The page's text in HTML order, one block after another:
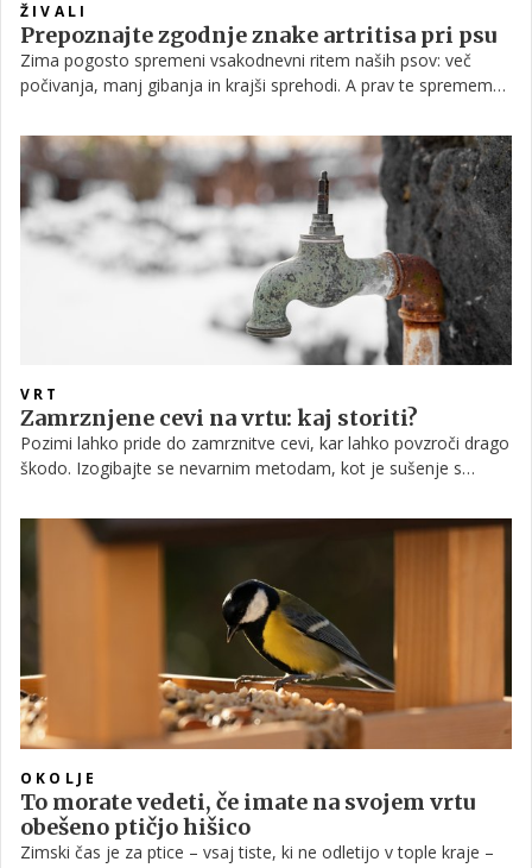
ŽIVALI
Prepoznajte zgodnje znake artritisa pri psu
Zima pogosto spremeni vsakodnevni ritem naših psov: več
počivanja, manj gibanja in krajši sprehodi. A prav te spremembe
lastniki upočasnjeno gibanje pogosto pripišejo starosti ali
mrazu, čeprav gre lahko za začetne težave s sklepi.
VRT
Zamrznjene cevi na vrtu: kaj storiti?
Pozimi lahko pride do zamrznitve cevi, kar lahko povzroči drago
škodo. Izogibajte se nevarnim metodam, kot je sušenje s
segrevanja.
OKOLJE
To morate vedeti, če imate na svojem vrtu
obešeno ptičjo hišico
Zimski čas je za ptice – vsaj tiste, ki ne odletijo v tople kraje –